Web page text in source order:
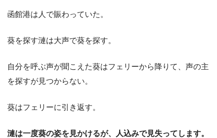
函館港は人で賑わっていた。
葵を探す漣は大声で葵を探す。
自分を呼ぶ声が聞こえた葵はフェリーから降りて、声の主
を探すが見つからない。
葵はフェリーに引き返す。
漣は一度葵の姿を見かけるが、人込みで見失ってします。